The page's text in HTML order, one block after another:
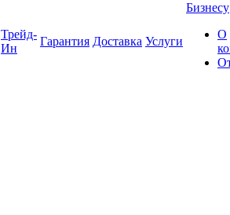
Трейд-
Ин
Гарантия Доставка Услуги
Бизнесу
О